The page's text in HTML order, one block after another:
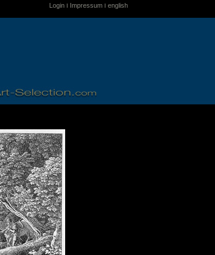
Login I Impressum I english